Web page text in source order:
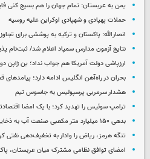
یمن به عربستان: تمام جهان را هم بسیج کنی
حملات پهپادی و شهپادی اوکراین علیه روسیه
انصارالله: پاکستان و ترکیه به پوششی برای
نتایج آزمون مدارس سمپاد اعلام شد/ ثبت‌نام
ارزپاشی دولت آمریکا هم جواب نداد؛ ین ژاپن
بحران در راه‌آهن انگلیس ادامه دارد؛ پیامدهای قطعی 90
هشدار سرمربی پرسپولیس به جاسوس تیم
ترامپ سوئیس را تهدید کرد؛ با یک امضا
بدهی ۱۵۰ میلیارد متر مکعبی صنعت آب به ذخایر زیرزمینی کشور
تنگه هرمز، ریاض را وادار به تخفیف‌دهی نفتی
امضای توافق نظامی مشترک میان عربستان،